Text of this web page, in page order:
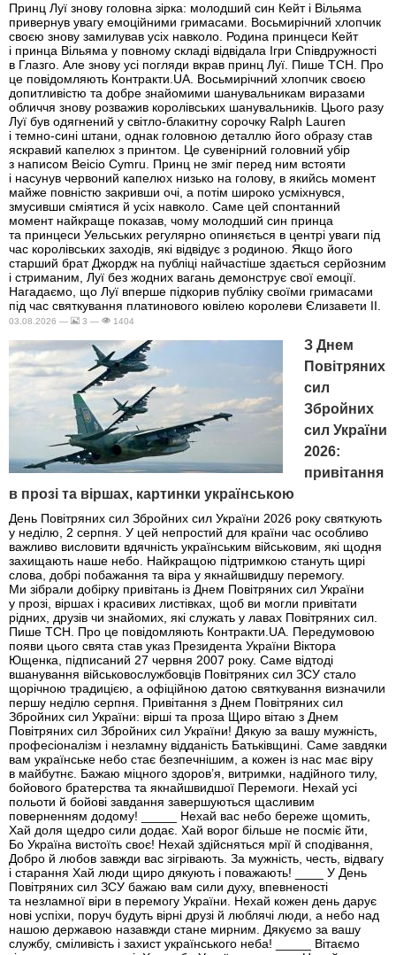
Принц Луї знову головна зірка: молодший син Кейт і Вільяма
привернув увагу емоційними гримасами. Восьмирічний хлопчик
своєю знову замилував усіх навколо. Родина принцеси Кейт
і принца Вільяма у повному складі відвідала Ігри Співдружності
в Глазго. Але знову усі погляди вкрав принц Луї. Пише ТСН. Про
це повідомляють Контракти.UA. Восьмирічний хлопчик своєю
допитливістю та добре знайомими шанувальникам виразами
обличчя знову розважив королівських шанувальників. Цього разу
Луї був одягнений у світло-блакитну сорочку Ralph Lauren
і темно-сині штани, однак головною деталлю його образу став
яскравий капелюх з принтом. Це сувенірний головний убір
з написом Beicio Cymru. Принц не зміг перед ним встояти
і насунув червоний капелюх низько на голову, в якийсь момент
майже повністю закривши очі, а потім широко усміхнувся,
змусивши сміятися й усіх навколо. Саме цей спонтанний
момент найкраще показав, чому молодший син принца
та принцеси Уельських регулярно опиняється в центрі уваги під
час королівських заходів, які відвідує з родиною. Якщо його
старший брат Джордж на публіці найчастіше здається серйозним
і стриманим, Луї без жодних вагань демонструє свої емоції.
Нагадаємо, що Луї вперше підкорив публіку своїми гримасами
під час святкування платинового ювілею королеви Єлизавети II.
03.08.2026 — 3 — 1404
З Днем
Повітряних
сил
Збройних
сил України
2026:
привітання
в прозі та віршах, картинки українською
День Повітряних сил Збройних сил України 2026 року святкують
у неділю, 2 серпня. У цей непростий для країни час особливо
важливо висловити вдячність українським військовим, які щодня
захищають наше небо. Найкращою підтримкою стануть щирі
слова, добрі побажання та віра у якнайшвидшу перемогу.
Ми зібрали добірку привітань із Днем Повітряних сил України
у прозі, віршах і красивих листівках, щоб ви могли привітати
рідних, друзів чи знайомих, які служать у лавах Повітряних сил.
Пише ТСН. Про це повідомляють Контракти.UA. Передумовою
появи цього свята став указ Президента України Віктора
Ющенка, підписаний 27 червня 2007 року. Саме відтоді
вшанування військовослужбовців Повітряних сил ЗСУ стало
щорічною традицією, а офіційною датою святкування визначили
першу неділю серпня. Привітання з Днем Повітряних сил
Збройних сил України: вірші та проза Щиро вітаю з Днем
Повітряних сил Збройних сил України! Дякую за вашу мужність,
професіоналізм і незламну відданість Батьківщині. Саме завдяки
вам українське небо стає безпечнішим, а кожен із нас має віру
в майбутнє. Бажаю міцного здоров’я, витримки, надійного тилу,
бойового братерства та якнайшвидшої Перемоги. Нехай усі
польоти й бойові завдання завершуються щасливим
поверненням додому! _____ Нехай вас небо береже щомить,
Хай доля щедро сили додає. Хай ворог більше не посміє йти,
Бо Україна вистоїть своє! Нехай здійсняться мрії й сподівання,
Добро й любов завжди вас зігрівають. За мужність, честь, відвагу
і старання Хай люди щиро дякують і поважають! ____ У День
Повітряних сил ЗСУ бажаю вам сили духу, впевненості
та незламної віри в перемогу України. Нехай кожен день дарує
нові успіхи, поруч будуть вірні друзі й люблячі люди, а небо над
нашою державою назавжди стане мирним. Дякуємо за вашу
службу, сміливість і захист українського неба! _____ Вітаємо